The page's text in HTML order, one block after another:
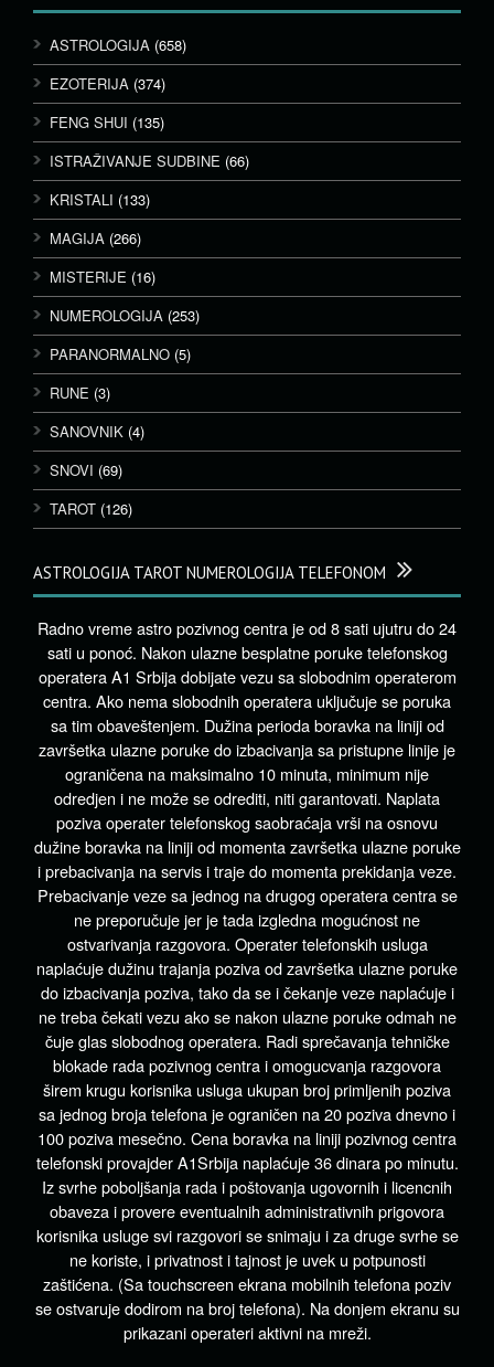
ASTROLOGIJA (658)
EZOTERIJA (374)
FENG SHUI (135)
ISTRAŽIVANJE SUDBINE (66)
KRISTALI (133)
MAGIJA (266)
MISTERIJE (16)
NUMEROLOGIJA (253)
PARANORMALNO (5)
RUNE (3)
SANOVNIK (4)
SNOVI (69)
TAROT (126)
ASTROLOGIJA TAROT NUMEROLOGIJA TELEFONOM
Radno vreme astro pozivnog centra je od 8 sati ujutru do 24
sati u ponoć. Nakon ulazne besplatne poruke telefonskog
operatera A1 Srbija dobijate vezu sa slobodnim operaterom
centra. Ako nema slobodnih operatera uključuje se poruka
sa tim obaveštenjem. Dužina perioda boravka na liniji od
završetka ulazne poruke do izbacivanja sa pristupne linije je
ograničena na maksimalno 10 minuta, minimum nije
odredjen i ne može se odrediti, niti garantovati. Naplata
poziva operater telefonskog saobraćaja vrši na osnovu
dužine boravka na liniji od momenta završetka ulazne poruke
i prebacivanja na servis i traje do momenta prekidanja veze.
Prebacivanje veze sa jednog na drugog operatera centra se
ne preporučuje jer je tada izgledna mogućnost ne
ostvarivanja razgovora. Operater telefonskih usluga
naplaćuje dužinu trajanja poziva od završetka ulazne poruke
do izbacivanja poziva, tako da se i čekanje veze naplaćuje i
ne treba čekati vezu ako se nakon ulazne poruke odmah ne
čuje glas slobodnog operatera. Radi sprečavanja tehničke
blokade rada pozivnog centra i omogucvanja razgovora
širem krugu korisnika usluga ukupan broj primljenih poziva
sa jednog broja telefona je ograničen na 20 poziva dnevno i
100 poziva mesečno. Cena boravka na liniji pozivnog centra
telefonski provajder A1Srbija naplaćuje 36 dinara po minutu.
Iz svrhe poboljšanja rada i poštovanja ugovornih i licencnih
obaveza i provere eventualnih administrativnih prigovora
korisnika usluge svi razgovori se snimaju i za druge svrhe se
ne koriste, i privatnost i tajnost je uvek u potpunosti
zaštićena. (Sa touchscreen ekrana mobilnih telefona poziv
se ostvaruje dodirom na broj telefona). Na donjem ekranu su
prikazani operateri aktivni na mreži.